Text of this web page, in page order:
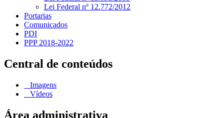
Lei Federal nº 12.772/2012
Portarias
Comunicados
PDI
PPP 2018-2022
Central de conteúdos
Imagens
Vídeos
Área administrativa